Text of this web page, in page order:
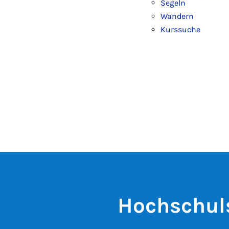
Segeln
Wandern
Kurssuche